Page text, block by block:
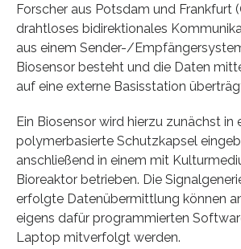
Forscher aus Potsdam und Frankfurt
drahtloses bidirektionales
aus einem Sender-/
Biosensor besteht und die Daten
auf eine externe Basisstation
Ein Biosensor wird hierzu zunächst in
polymerbasierte Schutzkapsel
anschließend in einem mit
Bioreaktor betrieben. Die
erfolgte Datenübermittlung können
eigens dafür programmierten
Laptop mitverfolgt werden.